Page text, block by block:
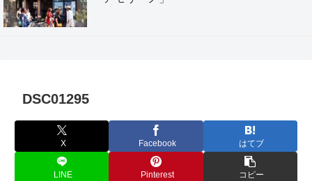
DSC01295
X Facebook はてブ
LINE Pinterest コピー